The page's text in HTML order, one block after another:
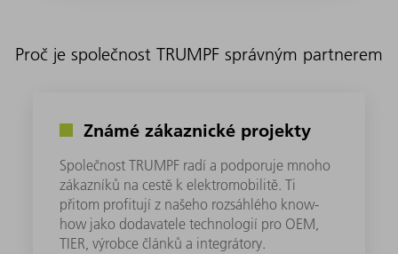
Proč je společnost TRUMPF správným partnerem
Známé zákaznické projekty
Společnost TRUMPF radí a podporuje mnoho
zákazníků na cestě k elektromobilitě. Ti
přitom profitují z našeho rozsáhlého know-
how jako dodavatele technologií pro OEM,
TIER, výrobce článků a integrátory.